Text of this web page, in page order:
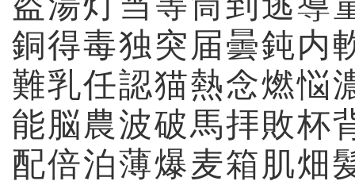
銅得毒独突 届曇鈍 内
難乳 任認猫熱念燃悩
能 脳 農波破馬拝 敗杯
配倍泊薄爆 麦箱 肌畑